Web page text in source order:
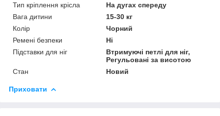
Тип кріплення крісла
На дугах спереду
Вага дитини
15-30 кг
Колір
Чорний
Ремені безпеки
Ні
Підставки для ніг
Втримуючі петлі для ніг,
Регульовані за висотою
Стан
Новий
Приховати